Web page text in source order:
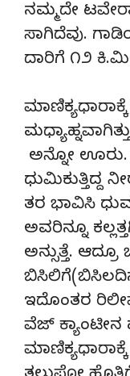
ನಮ್ಮದೇ
ಸಾಗಿದೆವು.
ದಾರಿಗೆ ೧೨
ಅನ್ನೋ ಊರು.
ಧುಮಿಕುತ್ತಿದ್ದ
ತರ ಭಾವಿಸಿ
ಅವರಿನ್ನೂ
ಅನ್ಸುತ್ತೆ.
ಇದೊಂತರ
ವೆಜ್ ಕ್ಯಾಂಟೀನ